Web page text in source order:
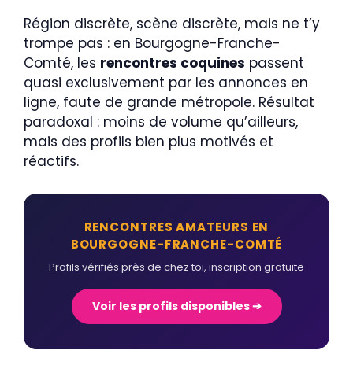
Région discrète, scène discrète, mais ne t’y
trompe pas : en Bourgogne-Franche-
Comté, les rencontres coquines passent
quasi exclusivement par les annonces en
ligne, faute de grande métropole. Résultat
paradoxal : moins de volume qu’ailleurs,
mais des profils bien plus motivés et
réactifs.
RENCONTRES AMATEURS EN
BOURGOGNE-FRANCHE-COMTÉ
Profils vérifiés près de chez toi, inscription gratuite
Voir les profils disponibles ➔